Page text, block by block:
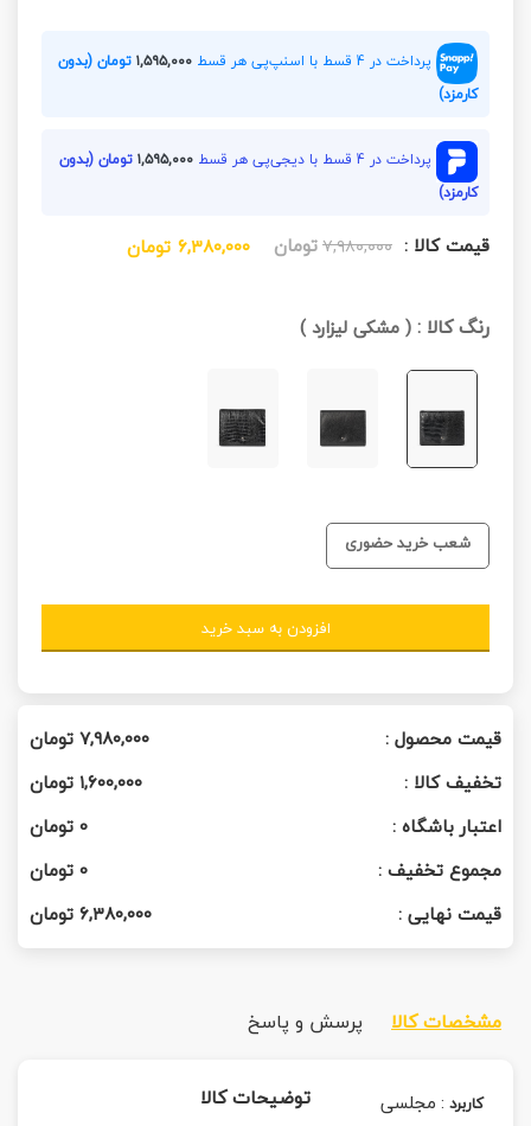
پرداخت در 4 قسط با اسنپ‌پی هر قسط ۱,۵۹۵,۰۰۰تومان (بدون
کارمزد)
پرداخت در 4 قسط با دیجی‌پی هر قسط ۱,۵۹۵,۰۰۰تومان (بدون
کارمزد)
قیمت کالا : ۷,۹۸۰,۰۰۰تومان ۶,۳۸۰,۰۰۰ تومان
رنگ کالا :(مشکی لیزارد)
شعب خرید حضوری
افزودن به سبد خرید
قیمت محصول : ۷,۹۸۰,۰۰۰تومان
تخفیف کالا :
۱,۶۰۰,۰۰۰ تومان
اعتبار باشگاه :
0تومان
مجموع تخفیف :
0تومان
قیمت نهایی :
۶,۳۸۰,۰۰۰تومان
مشخصات کالا پرسش و پاسخ
کاربرد :مجلسی
توضیحات کالا